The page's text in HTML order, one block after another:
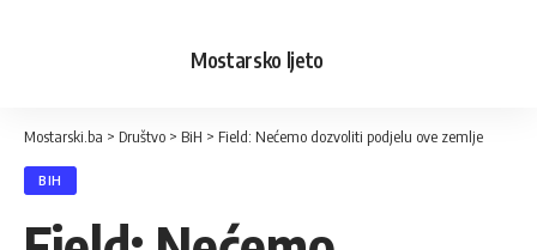
Mostarsko ljeto
Mostarski.ba > Društvo > BiH > Field: Nećemo dozvoliti podjelu ove zemlje
BIH